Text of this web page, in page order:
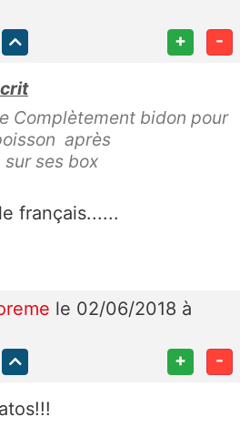
+ -
Complètement bidon pour
après
sur ses box
français......
le 02/06/2018 à
+ -